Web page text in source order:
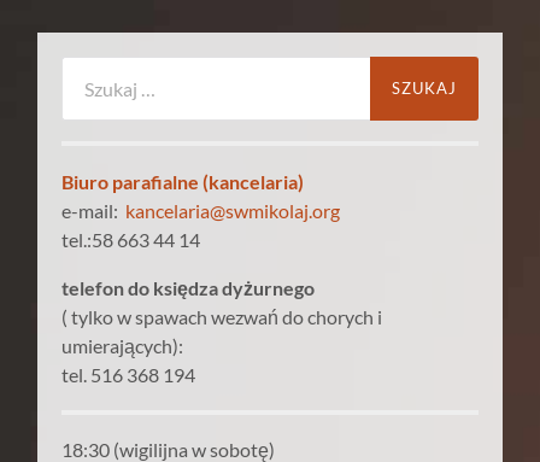
Biuro parafialne (kancelaria)
e-mail: kancelaria@swmikolaj.org
tel.:58 663 44 14
telefon do księdza dyżurnego
( tylko w spawach wezwań do chorych i
umierających):
tel. 516 368 194
18:30 (wigilijna w sobotę)